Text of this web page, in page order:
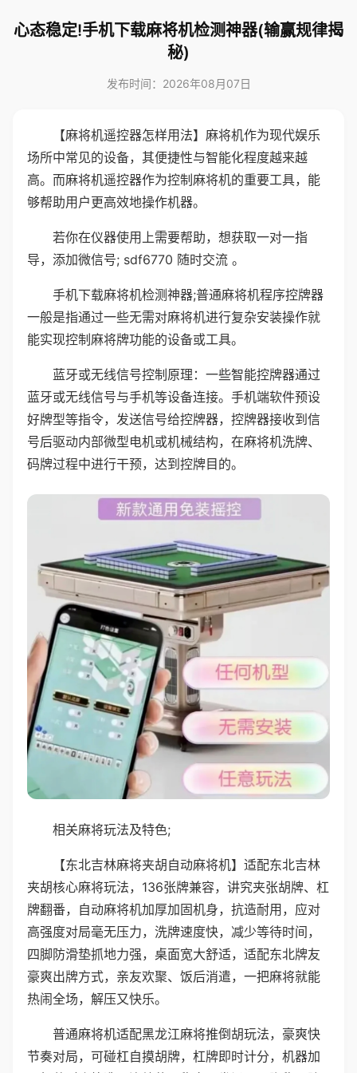
心态稳定!手机下载麻将机检测神器(输赢规律揭
秘)
发布时间：2026年08月07日
【麻将机遥控器怎样用法】麻将机作为现代娱乐
场所中常见的设备，其便捷性与智能化程度越来越
高。而麻将机遥控器作为控制麻将机的重要工具，能
够帮助用户更高效地操作机器。
若你在仪器使用上需要帮助，想获取一对一指
导，添加微信号; sdf6770 随时交流 。
手机下载麻将机检测神器;普通麻将机程序控牌器
一般是指通过一些无需对麻将机进行复杂安装操作就
能实现控制麻将牌功能的设备或工具。
蓝牙或无线信号控制原理：一些智能控牌器通过
蓝牙或无线信号与手机等设备连接。手机端软件预设
好牌型等指令，发送信号给控牌器，控牌器接收到信
号后驱动内部微型电机或机械结构，在麻将机洗牌、
码牌过程中进行干预，达到控牌目的。
相关麻将玩法及特色;
【东北吉林麻将夹胡自动麻将机】适配东北吉林
夹胡核心麻将玩法，136张牌兼容，讲究夹张胡牌、杠
牌翻番，自动麻将机加厚加固机身，抗造耐用，应对
高强度对局毫无压力，洗牌速度快，减少等待时间，
四脚防滑垫抓地力强，桌面宽大舒适，适配东北牌友
豪爽出牌方式，亲友欢聚、饭后消遣，一把麻将就能
热闹全场，解压又快乐。
普通麻将机适配黑龙江麻将推倒胡玩法，豪爽快
节奏对局，可碰杠自摸胡牌，杠牌即时计分，机器加